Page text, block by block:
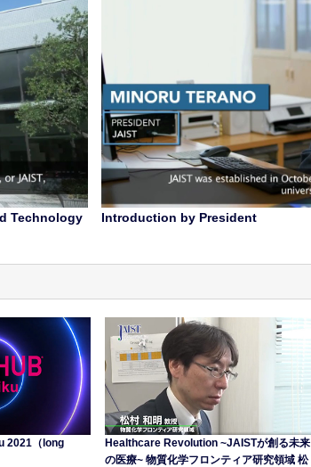
Technology Introduction by President
2021（long
Healthcare Revolution ~JAISTが創る未来
の医療~ 物質化学フロンティア研究領域 松